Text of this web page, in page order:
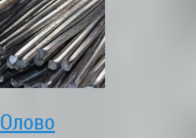
Олово